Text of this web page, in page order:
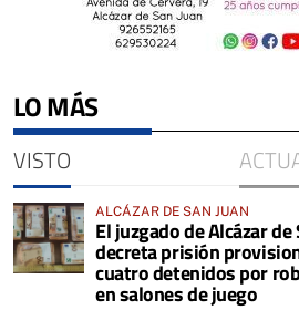
LO MÁS
VISTO
ALCÁZAR DE SAN JUAN
El juzgado de Alcázar de
decreta prisión
cuatro detenidos por
en salones de juego